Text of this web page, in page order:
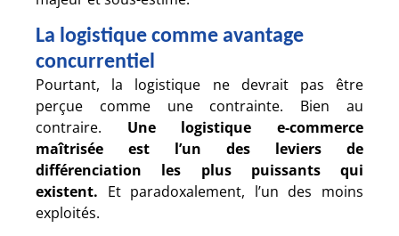
La logistique comme avantage
concurrentiel
Pourtant, la logistique ne devrait pas être
perçue comme une contrainte. Bien au
contraire. Une logistique e-commerce
maîtrisée est l’un des leviers de
différenciation les plus puissants qui
existent. Et paradoxalement, l’un des moins
exploités.